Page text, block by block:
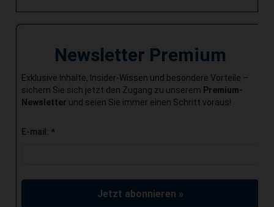
Newsletter Premium
Exklusive Inhalte, Insider-Wissen und besondere Vorteile –
sichern Sie sich jetzt den Zugang zu unserem Premium-
Newsletter und seien Sie immer einen Schritt voraus!
E-mail: *
Jetzt abonnieren »